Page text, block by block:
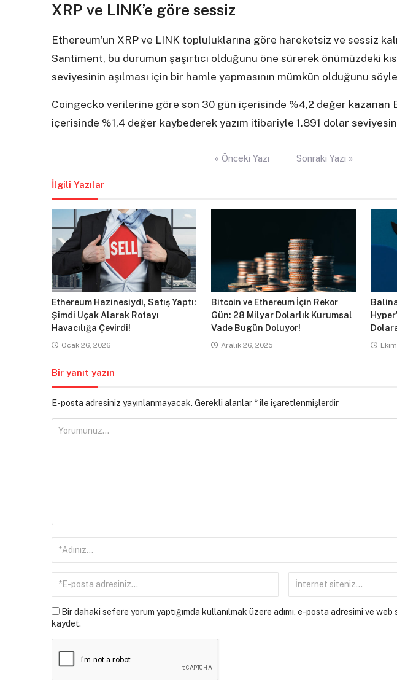
XRP ve LINK’e göre sessiz
Ethereum’un XRP ve LINK topluluklarına göre hareketsiz ve sessiz
Santiment, bu durumun şaşırtıcı olduğunu öne sürerek önümüzdeki
seviyesinin aşılması için bir hamle yapmasının mümkün olduğunu
Coingecko verilerine göre son 30 gün içerisinde %4,2 değer kazanan
içerisinde %1,4 değer kaybederek yazım itibariyle 1.891 dolar
« Önceki Yazı Sonraki Yazı »
İlgili Yazılar
Ethereum Hazinesiydi, Satış Yaptı:
Şimdi Uçak Alarak Rotayı
Havacılığa Çevirdi!
Ocak 26, 2026
Bitcoin ve Ethereum İçin Rekor
Gün: 28 Milyar Dolarlık Kurumsal
Vade Bugün Doluyor!
Aralık 26, 2025
Bir yanıt yazın
E-posta adresiniz yayınlanmayacak. Gerekli alanlar *ile işaretlenmişlerdir
Bir dahaki sefere yorum yaptığımda kullanılmak üzere adımı, e-posta adresimi ve web
kaydet.